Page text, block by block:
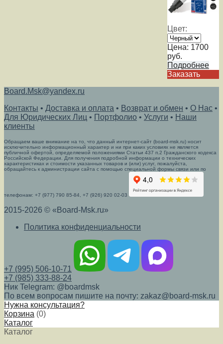
Цвет:
Цена: 1700
руб.
Подробнее
Заказать
Board.Msk@yandex.ru
Контакты • Доставка и оплата • Возврат и обмен • О Нас •
Для Юридических Лиц • Портфолио • Услуги • Наши
клиенты
Обращаем ваше внимание на то, что данный интернет-сайт (board-msk.ru) носит
исключительно информационный характер и ни при каких условиях не является
публичной офертой, определяемой положениями Статьи 437 п.2 Гражданского кодекса
Российской Федерации. Для получения подробной информации о технических
характеристиках и стоимости указанных товаров и (или) услуг, пожалуйста,
обращайтесь к администрации сайта с помощью специальной формы связи или по
телефонам: +7 (977) 790 85-84, +7 (926) 920 02-03
2015-2026 © «Board-Msk.ru»
Политика конфиденциальности
+7 (995) 506-10-71
+7 (985) 333-88-24
Ник Telegram: @boardmsk
По всем вопросам пишите на почту: zakaz@board-msk.ru
Нужна консультация?
Корзина (0)
Каталог
Каталог